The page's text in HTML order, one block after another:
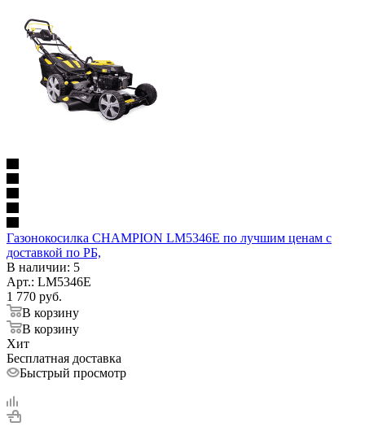
Газонокосилка CHAMPION LM5346E по лучшим ценам с
доставкой по РБ,
В наличии: 5
Арт.: LM5346E
1 770 руб.
В корзину
В корзину
Хит
Бесплатная доставка
Быстрый просмотр